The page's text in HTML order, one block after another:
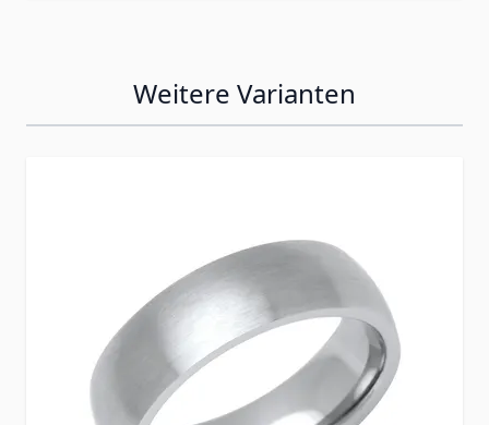
Weitere Varianten